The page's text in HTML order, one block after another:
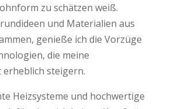
zu schätzen weiß.
und Materialien aus
genieße ich die Vorzüge
die meine
steigern.
Heizsysteme und hochwertige